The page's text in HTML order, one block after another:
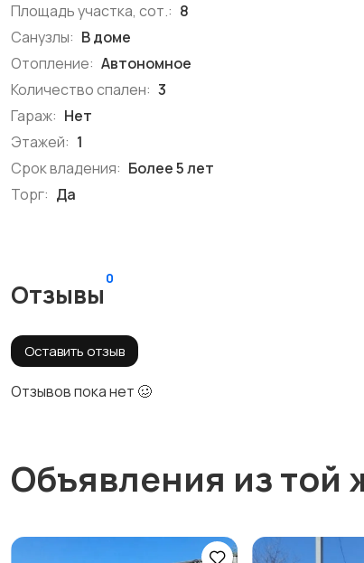
Площадь участка, сот.: 8
Санузлы: В доме
Отопление: Автономное
Количество спален: 3
Гараж: Нет
Этажей: 1
Срок владения: Более 5 лет
Торг: Да
Отзывы
0
Оставить отзыв
Отзывов пока нет 🥴
Объявления из той